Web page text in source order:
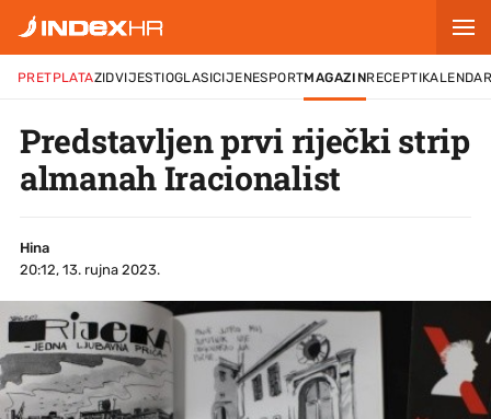
PRETPLATAZIDVIJESTIOGLASICIJENESPORTMAGAZINRECEPTI
Predstavljen prvi riječki strip
almanah Iracionalist
Hina
20:12, 13. rujna 2023.